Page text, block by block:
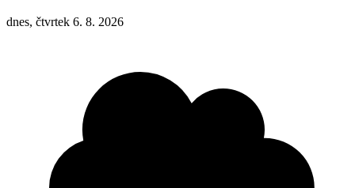
dnes, čtvrtek 6. 8. 2026